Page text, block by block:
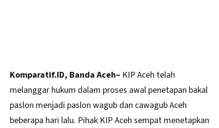
Komparatif.ID, Banda Aceh– KIP Aceh telah
melanggar hukum dalam proses awal penetapan bakal
paslon menjadi paslon wagub dan cawagub Aceh
beberapa hari lalu. Pihak KIP Aceh sempat menetapkan